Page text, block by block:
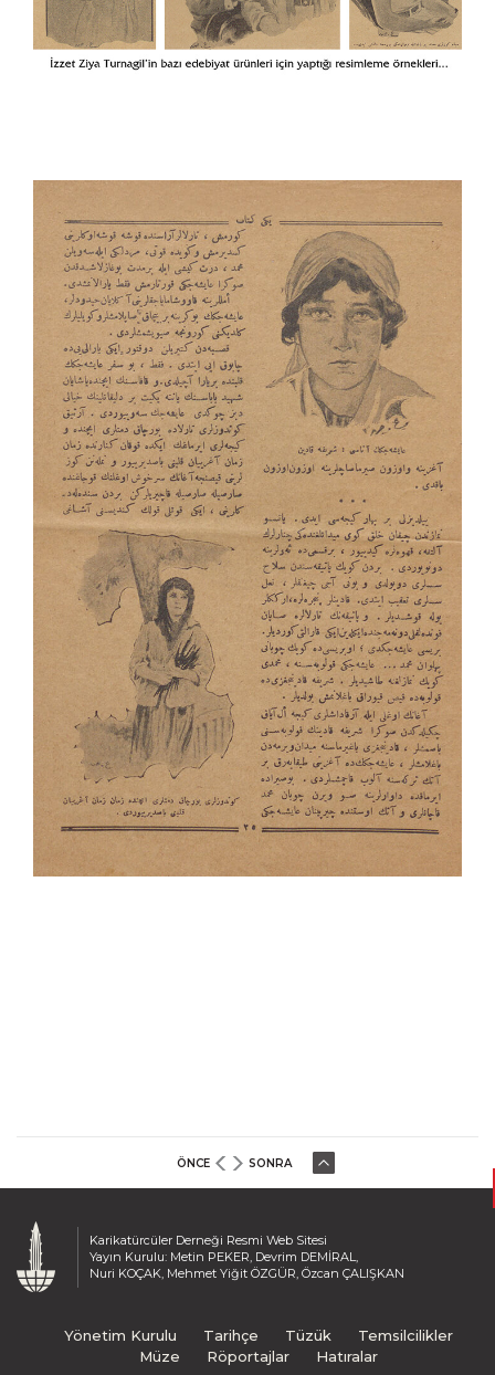
ÖNCE SONRA
Karikatürcüler Derneği Resmi Web Sitesi
Yayın Kurulu: Metin PEKER, Devrim DEMİRAL,
Nuri KOÇAK, Mehmet Yiğit ÖZGÜR, Özcan ÇALIŞKAN
Yönetim Kurulu Tarihçe Tüzük
Temsilcilikler
Müze
Röportajlar Hatıralar